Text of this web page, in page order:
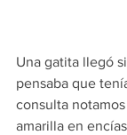
Una gatita llegó
pensaba que
consulta
amarilla en